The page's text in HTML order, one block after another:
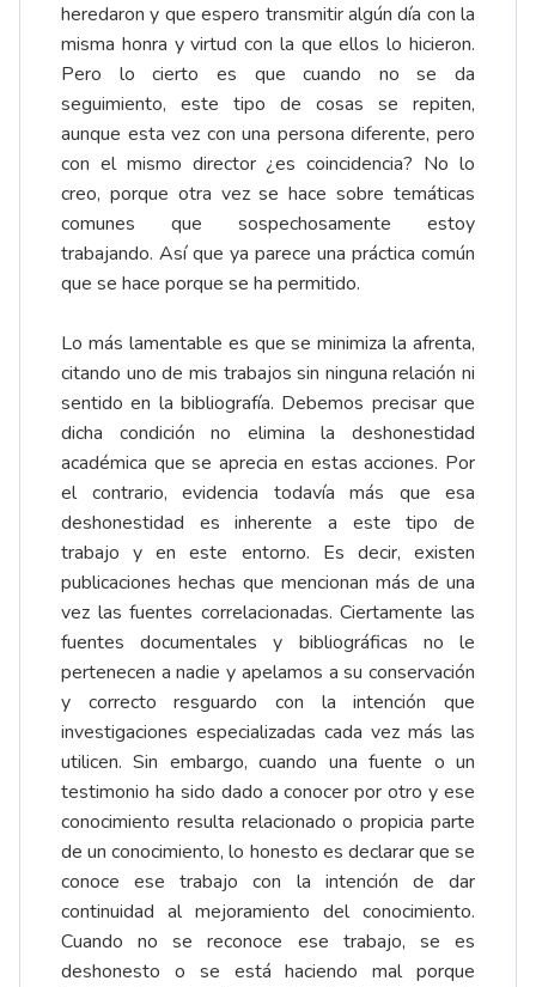
heredaron y que espero transmitir algún día con la
misma honra y virtud con la que ellos lo hicieron.
Pero lo cierto es que cuando no se da
seguimiento, este tipo de cosas se repiten,
aunque esta vez con una persona diferente, pero
con el mismo director ¿es coincidencia? No lo
creo, porque otra vez se hace sobre temáticas
comunes que sospechosamente estoy
trabajando. Así que ya parece una práctica común
que se hace porque se ha permitido.
Lo más lamentable es que se minimiza la afrenta,
citando uno de mis trabajos sin ninguna relación ni
sentido en la bibliografía. Debemos precisar que
dicha condición no elimina la deshonestidad
académica que se aprecia en estas acciones. Por
el contrario, evidencia todavía más que esa
deshonestidad es inherente a este tipo de
trabajo y en este entorno. Es decir, existen
publicaciones hechas que mencionan más de una
vez las fuentes correlacionadas. Ciertamente las
fuentes documentales y bibliográficas no le
pertenecen a nadie y apelamos a su conservación
y correcto resguardo con la intención que
investigaciones especializadas cada vez más las
utilicen. Sin embargo, cuando una fuente o un
testimonio ha sido dado a conocer por otro y ese
conocimiento resulta relacionado o propicia parte
de un conocimiento, lo honesto es declarar que se
conoce ese trabajo con la intención de dar
continuidad al mejoramiento del conocimiento.
Cuando no se reconoce ese trabajo, se es
deshonesto o se está haciendo mal porque